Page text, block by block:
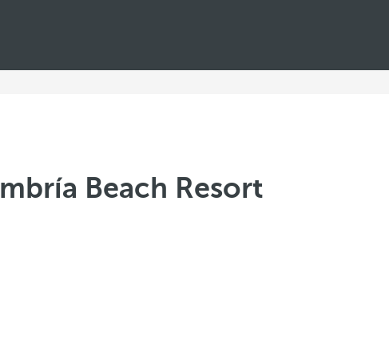
Beach Resort